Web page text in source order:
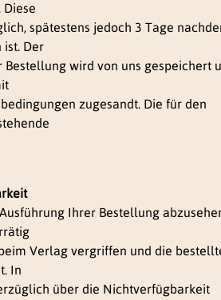
spätestens jedoch 3 Tage
ist. Der
wird von uns gespeichert
zugesandt. Die für den
Ihrer Bestellung
Verlag vergriffen und die
In
über die Nichtverfügbarkeit